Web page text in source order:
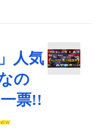
人気
の
票!!